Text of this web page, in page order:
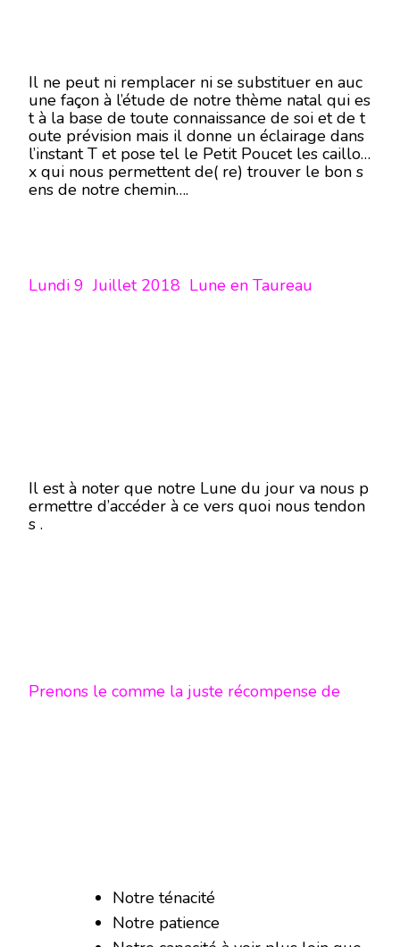
Il ne peut ni remplacer ni se substituer en auc
une façon à l’étude de notre thème natal qui es
t à la base de toute connaissance de soi et de t
oute prévision mais il donne un éclairage dans
l’instant T et pose tel le Petit Poucet les caillou
x qui nous permettent de( re) trouver le bon s
ens de notre chemin….
Lundi 9 Juillet 2018 Lune en Taureau
Il est à noter que notre Lune du jour va nous p
ermettre d’accéder à ce vers quoi nous tendon
s .
Prenons le comme la juste récompense de
Notre ténacité
Notre patience